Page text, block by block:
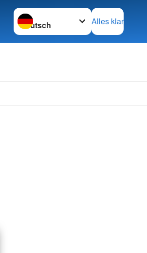
Sprache wechseln zu
Alles klar